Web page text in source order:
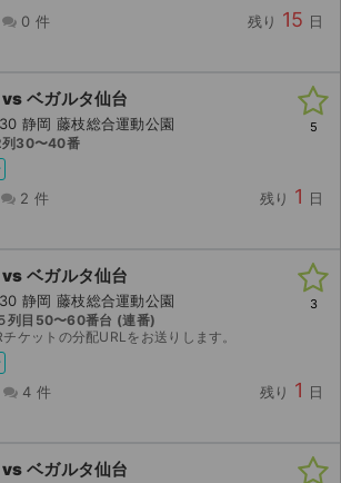
0 件 残り 15 日
ベガルタ仙台
静岡 藤枝総合運動公園
30〜40番
2 件 残り 1 日
5
ベガルタ仙台
静岡 藤枝総合運動公園
列目50〜60番台 (連番)
ケットの分配URLをお送りします。
4 件 残り 1 日
3
ベガルタ仙台